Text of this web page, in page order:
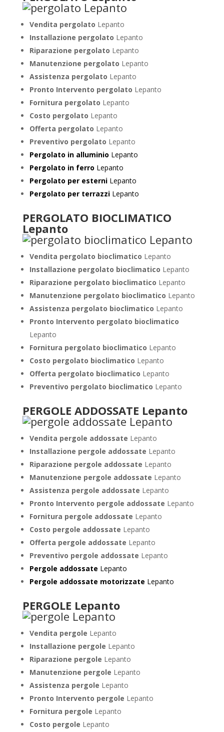
Vendita pergolato Lepanto
Installazione pergolato Lepanto
Riparazione pergolato Lepanto
Manutenzione pergolato Lepanto
Assistenza pergolato Lepanto
Pronto Intervento pergolato Lepanto
Fornitura pergolato Lepanto
Costo pergolato Lepanto
Offerta pergolato Lepanto
Preventivo pergolato Lepanto
Pergolato in alluminio Lepanto
Pergolato in ferro Lepanto
Pergolato per esterniLepanto
Pergolato per terrazziLepanto
PERGOLATO BIOCLIMATICO
Lepanto
Vendita pergolato bioclimatico Lepanto
Installazione pergolato bioclimatico Lepanto
Riparazione pergolato bioclimatico Lepanto
Manutenzione pergolato bioclimatico Lepanto
Assistenza pergolato bioclimatico Lepanto
Pronto Intervento pergolato bioclimatico
Lepanto
Fornitura pergolato bioclimatico Lepanto
Costo pergolato bioclimatico Lepanto
Offerta pergolato bioclimatico Lepanto
Preventivo pergolato bioclimatico Lepanto
PERGOLE ADDOSSATE Lepanto
Vendita pergole addossate Lepanto
Installazione pergole addossate Lepanto
Riparazione pergole addossate Lepanto
Manutenzione pergole addossate Lepanto
Assistenza pergole addossate Lepanto
Pronto Intervento pergole addossate Lepanto
Fornitura pergole addossate Lepanto
Costo pergole addossate Lepanto
Offerta pergole addossate Lepanto
Preventivo pergole addossate Lepanto
Pergole addossate Lepanto
Pergole addossate motorizzate Lepanto
PERGOLE Lepanto
Vendita pergole Lepanto
Installazione pergole Lepanto
Riparazione pergole Lepanto
Manutenzione pergole Lepanto
Assistenza pergole Lepanto
Pronto Intervento pergole Lepanto
Fornitura pergole Lepanto
Costo pergole Lepanto